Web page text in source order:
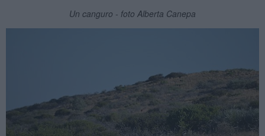
Un canguro - foto Alberta Canepa